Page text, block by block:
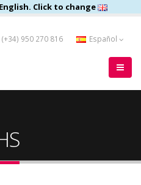
Click to change
(+34) 950 270 816 Español